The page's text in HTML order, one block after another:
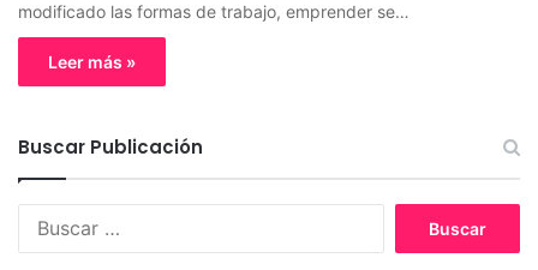
modificado las formas de trabajo, emprender se…
Leer más »
Buscar Publicación